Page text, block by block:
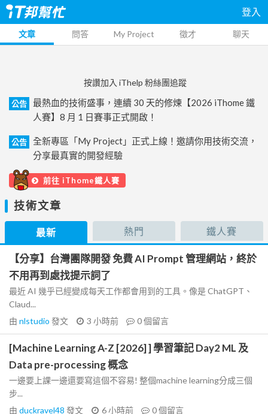
登入
文章 問答 My Project 徵才 聊天
按讚加入 iThelp 粉絲團追蹤
公告
最熱血的技術盛事，連續 30 天的修煉【2026 iThome 鐵
人賽】8 月 1 日賽事正式開啟！
公告
全新專區「My Project」正式上線！邀請你用技術交流，
分享最真實的開發經驗
前往 iThome鐵人賽
技術文章
最新 熱門 鐵人賽
【分享】台灣團隊開發 免費 AI Prompt 管理網站，終於
不用再到處找提示詞了
最近 AI 幾乎已經變成每天工作都會用到的工具。像是 ChatGPT、
Claud...
由 nlstudio 發文 3 小時前 0個留言
[Machine Learning A-Z [2026] ] 學習筆記 Day2 ML 及
Data pre-processing 概念
一邊要上課一邊還要寫這個不容易! 整個machine learning分成三個
步...
由 duckravel48 發文 6 小時前 0個留言